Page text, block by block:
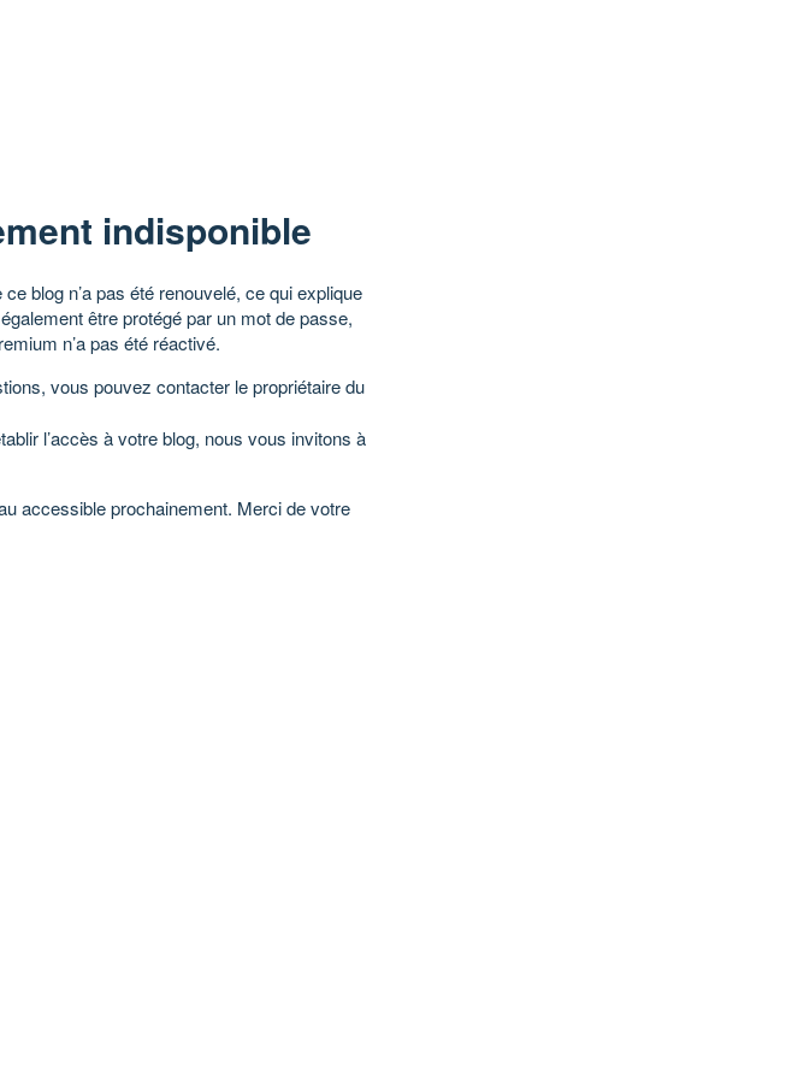
indisponible
blog n’a pas été renouvelé, ce qui explique
être protégé par un mot de passe,
n’a pas été réactivé.
vous pouvez contacter le propriétaire du
l’accès à votre blog, nous vous invitons à
accessible prochainement. Merci de votre